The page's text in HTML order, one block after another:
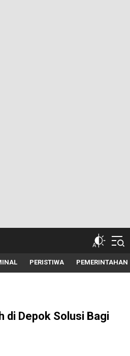
PERISTIWA PEMERINTAHAN
di Depok Solusi Bagi